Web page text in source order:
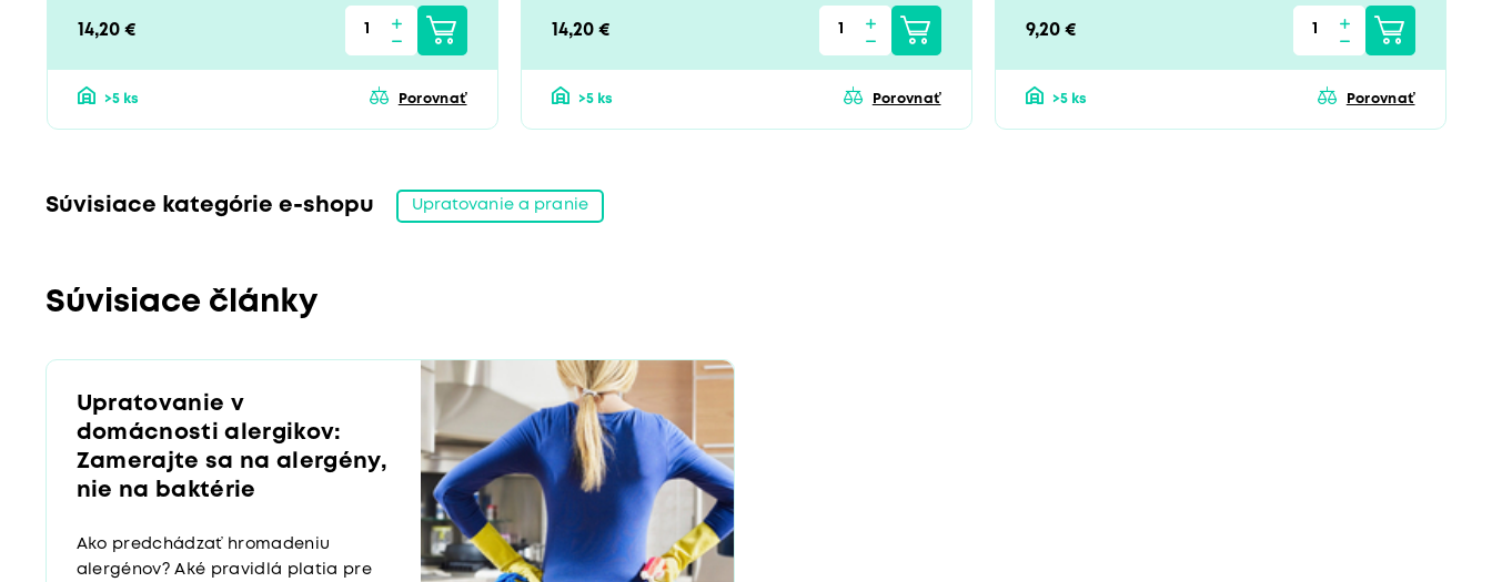
14,20 €
>5 ks Porovnať
14,20 €
>5 ks Porovnať
9,20 €
>5 ks Porovnať
Súvisiace kategórie e-shopu Upratovanie a pranie
Súvisiace články
Upratovanie v
domácnosti alergikov:
Zamerajte sa na alergény,
nie na baktérie
Ako predchádzať hromadeniu
alergénov? Aké pravidlá platia pre